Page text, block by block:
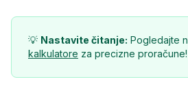
💡 Nastavite čitanje: Pogledajte
kalkulatore za precizne proračune!